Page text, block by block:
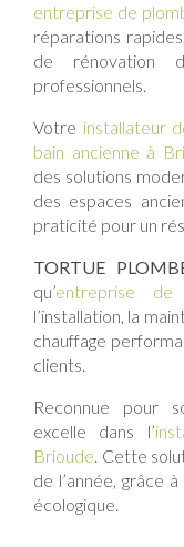
entreprise de
réparations
de rénovation
professionnels.
Votre installateur
bain ancienne à
des solutions
des espaces
praticité pour un
TORTUE
qu’entreprise de
l’installation, la
chauffage
clients.
Reconnue pour
excelle dans l’
Brioude. Cette
de l’année, grâce
écologique.